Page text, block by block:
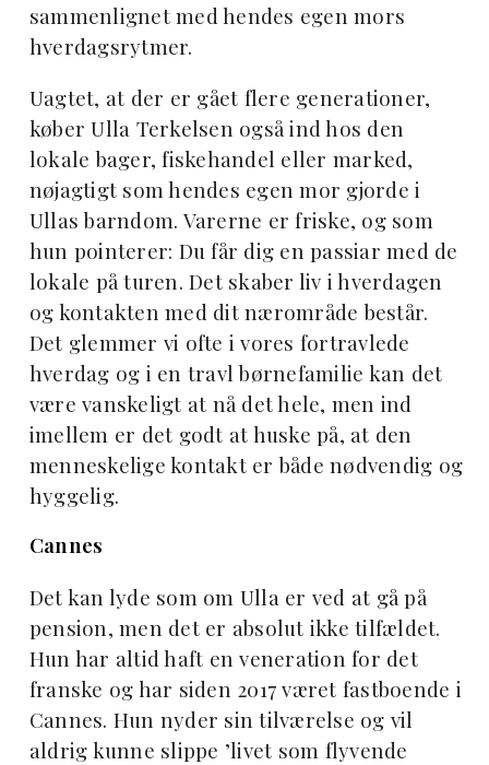
sammenlignet med hendes egen mors
hverdagsrytmer.
Uagtet, at der er gået flere generationer,
køber Ulla Terkelsen også ind hos den
lokale bager, fiskehandel eller marked,
nøjagtigt som hendes egen mor gjorde i
Ullas barndom. Varerne er friske, og som
hun pointerer: Du får dig en passiar med de
lokale på turen. Det skaber liv i hverdagen
og kontakten med dit nærområde består.
Det glemmer vi ofte i vores fortravlede
hverdag og i en travl børnefamilie kan det
være vanskeligt at nå det hele, men ind
imellem er det godt at huske på, at den
menneskelige kontakt er både nødvendig og
hyggelig.
Cannes
Det kan lyde som om Ulla er ved at gå på
pension, men det er absolut ikke tilfældet.
Hun har altid haft en veneration for det
franske og har siden 2017 været fastboende i
Cannes. Hun nyder sin tilværelse og vil
aldrig kunne slippe ’livet som flyvende